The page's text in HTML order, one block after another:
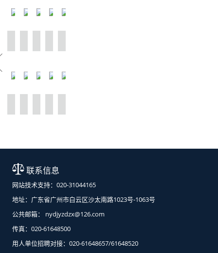
联系信息
网站技术支持：020-31044165
地址：广东省广州市白云区沙太南路1023号-1063号
公共邮箱： nydjyzdzx@126.com
传真：020-61648500
用人单位招聘对接：020-61648657/61648520